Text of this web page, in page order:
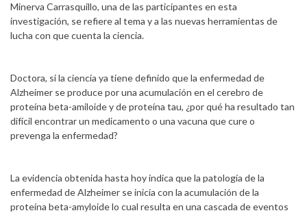
Minerva Carrasquillo, una de las participantes en esta
investigación, se refiere al tema y a las nuevas herramientas de
lucha con que cuenta la ciencia.
Doctora, si la ciencia ya tiene definido que la enfermedad de
Alzheimer se produce por una acumulación en el cerebro de
proteína beta-amiloide y de proteína tau, ¿por qué ha resultado tan
difícil encontrar un medicamento o una vacuna que cure o
prevenga la enfermedad?
La evidencia obtenida hasta hoy indica que la patología de la
enfermedad de Alzheimer se inicia con la acumulación de la
proteína beta-amyloide lo cual resulta en una cascada de eventos